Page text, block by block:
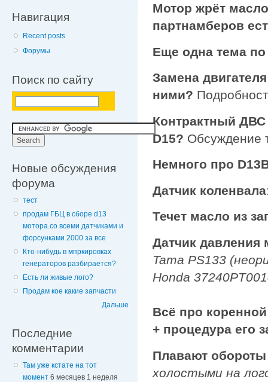
Навигация
Recent posts
Форумы
Поиск по сайту
Новые обсуждения
форума
тест
продам ГБЦ в сборе d13
мотора.со всеми датчиками и
форсунками.2000 за все
Кто-нибудь в мпркировках
генераторов разбирается?
Есть ли живые лого?
Продам кое какие запчасти
Дальше
Последние
комментарии
Там уже кстате на тот
момент 6 месяцев 1 неделя
Мотор жрёт
партнамберов
Еще одна тема
Замена
ними?
Контрактный ДВС
D15? Обсуждение
Немного про
Датчик коленвала
Течет масло из
Датчик давления
Tama PS133
Honda
Всё про
+ процедура его
Плавают
холостыми на